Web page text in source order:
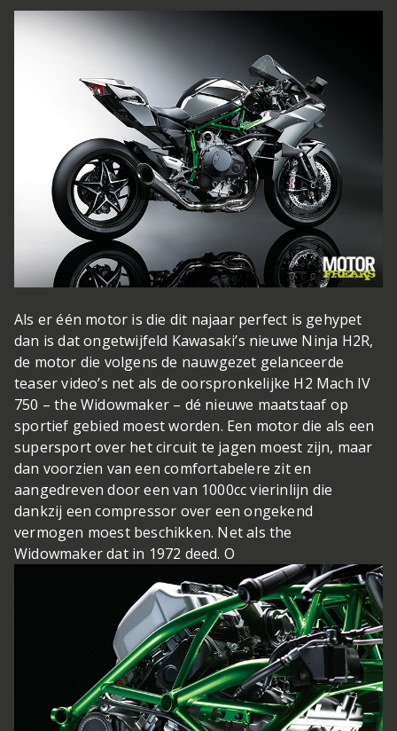
Als er één motor is die dit najaar perfect is gehypet
dan is dat ongetwijfeld Kawasaki’s nieuwe Ninja H2R,
de motor die volgens de nauwgezet gelanceerde
teaser video’s net als de oorspronkelijke H2 Mach IV
750 – the Widowmaker – dé nieuwe maatstaaf op
sportief gebied moest worden. Een motor die als een
supersport over het circuit te jagen moest zijn, maar
dan voorzien van een comfortabelere zit en
aangedreven door een van 1000cc vierinlijn die
dankzij een compressor over een ongekend
vermogen moest beschikken. Net als the
Widowmaker dat in 1972 deed. O